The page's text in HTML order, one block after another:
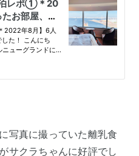
写真に撮っていた離乳食
サクラちゃんに好評でし